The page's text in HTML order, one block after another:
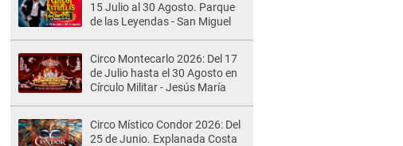
15 Julio al 30 Agosto. Parque
de las Leyendas - San Miguel
Circo Montecarlo 2026: Del 17
de Julio hasta el 30 Agosto en
Círculo Militar - Jesús María
Circo Místico Condor 2026: Del
25 de Junio. Explanada Costa